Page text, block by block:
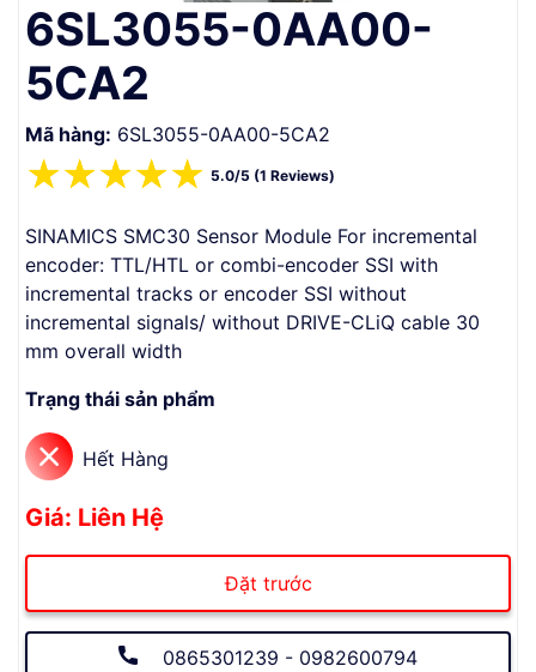
6SL3055-0AA00-
5CA2
Mã hàng: 6SL3055-0AA00-5CA2
☆
☆
☆
☆
☆ 5.0/5 (1 Reviews)
SINAMICS SMC30 Sensor Module For incremental
encoder: TTL/HTL or combi-encoder SSI with
incremental tracks or encoder SSI without
incremental signals/ without DRIVE-CLiQ cable 30
mm overall width
Trạng thái sản phẩm
Hết Hàng
Giá: Liên Hệ
Đặt trước
0865301239 - 0982600794